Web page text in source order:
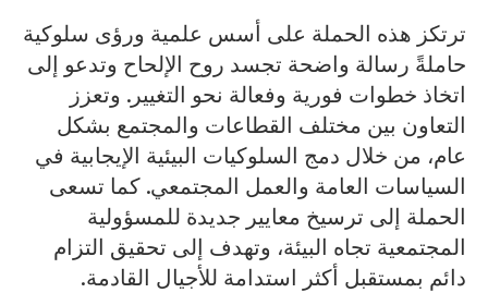
ترتكز هذه الحملة على أسس علمية ورؤى سلوكية
حاملةً رسالة واضحة تجسد روح الإلحاح وتدعو إلى
اتخاذ خطوات فورية وفعالة نحو التغيير. وتعزز
التعاون بين مختلف القطاعات والمجتمع بشكل
عام، من خلال دمج السلوكيات البيئية الإيجابية في
السياسات العامة والعمل المجتمعي. كما تسعى
الحملة إلى ترسيخ معايير جديدة للمسؤولية
المجتمعية تجاه البيئة، وتهدف إلى تحقيق التزام
دائم بمستقبل أكثر استدامة للأجيال القادمة.